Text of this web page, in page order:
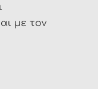
με τον